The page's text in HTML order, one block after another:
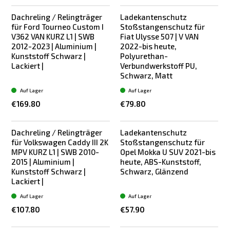
Dachreling / Relingträger
für Ford Tourneo Custom I
V362 VAN KURZ L1 | SWB
2012-2023 | Aluminium |
Kunststoff Schwarz |
Lackiert |
€169.80
Auf Lager
Ladekantenschutz
Stoßstangenschutz für
Fiat Ulysse 507 | V VAN
2022-bis heute,
Polyurethan-
Verbundwerkstoff PU,
Schwarz, Matt
€79.80
Auf Lager
Dachreling / Relingträger
für Volkswagen Caddy III 2K
MPV KURZ L1 | SWB 2010-
2015 | Aluminium |
Kunststoff Schwarz |
Lackiert |
€107.80
Auf Lager
Ladekantenschutz
Stoßstangenschutz für
Opel Mokka U SUV 2021-bis
heute, ABS-Kunststoff,
Schwarz, Glänzend
€57.90
Auf Lager